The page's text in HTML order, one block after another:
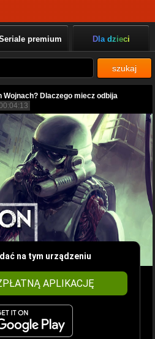
premium Dla dzieci
szukaj
Dlaczego miecz odbija
na tym urządzeniu
APLIKACJĘ